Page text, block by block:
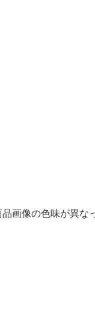
画像の色味が異な